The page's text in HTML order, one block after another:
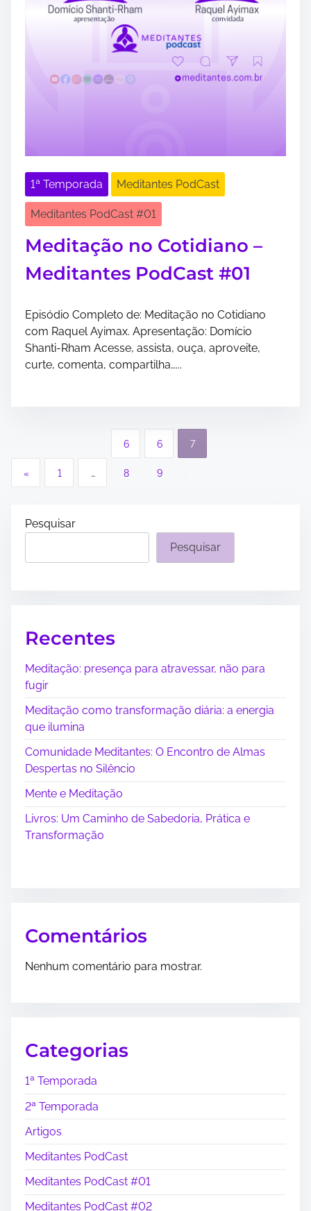
1ª Temporada Meditantes PodCast
Meditantes PodCast #01
Meditação no Cotidiano –
Meditantes PodCast #01
Episódio Completo de: Meditação no Cotidiano
com Raquel Ayimax. Apresentação: Domício
Shanti-Rham Acesse, assista, ouça, aproveite,
curte, comenta, compartilha…...
« 1 …
6
8
6
9
7
Pesquisar
Pesquisar
Recentes
Meditação: presença para atravessar, não para
fugir
Meditação como transformação diária: a energia
que ilumina
Comunidade Meditantes: O Encontro de Almas
Despertas no Silêncio
Mente e Meditação
Livros: Um Caminho de Sabedoria, Prática e
Transformação
Comentários
Nenhum comentário para mostrar.
Categorias
1ª Temporada
2ª Temporada
Artigos
Meditantes PodCast
Meditantes PodCast #01
Meditantes PodCast #02